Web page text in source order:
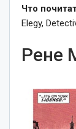
Что
Elegy,
Рене